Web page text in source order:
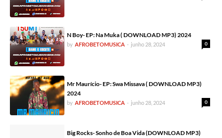
N Boy- EP: Na Muka ( DOWNLOAD MP3) 2024
by AFROBETOMUSICA 0
- junho 28, 2024
Mr Maurício- EP: Swa Missava ( DOWNLOAD MP3)
2024
by AFROBETOMUSICA 0
- junho 28, 2024
Big Rocks- Sonho de Boa Vida (DOWNLOAD MP3)